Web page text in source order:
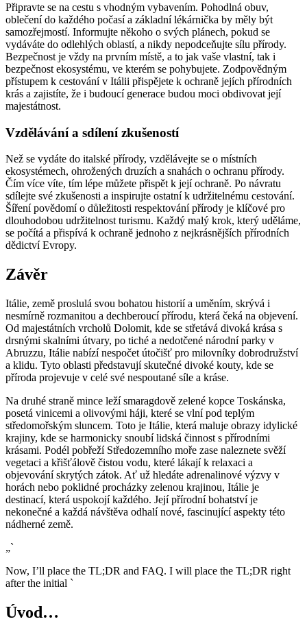
Připravte se na cestu s vhodným vybavením. Pohodlná obuv,
oblečení do každého počasí a základní lékárnička by měly být
samozřejmostí. Informujte někoho o svých plánech, pokud se
vydáváte do odlehlých oblastí, a nikdy nepodceňujte sílu přírody.
Bezpečnost je vždy na prvním místě, a to jak vaše vlastní, tak i
bezpečnost ekosystému, ve kterém se pohybujete. Zodpovědným
přístupem k cestování v Itálii přispějete k ochraně jejích přírodních
krás a zajistíte, že i budoucí generace budou moci obdivovat její
majestátnost.
Vzdělávání a sdílení zkušeností
Než se vydáte do italské přírody, vzdělávejte se o místních
ekosystémech, ohrožených druzích a snahách o ochranu přírody.
Čím více víte, tím lépe můžete přispět k její ochraně. Po návratu
sdílejte své zkušenosti a inspirujte ostatní k udržitelnému cestování.
Šíření povědomí o důležitosti respektování přírody je klíčové pro
dlouhodobou udržitelnost turismu. Každý malý krok, který uděláme,
se počítá a přispívá k ochraně jednoho z nejkrásnějších přírodních
dědictví Evropy.
Závěr
Itálie, země proslulá svou bohatou historií a uměním, skrývá i
nesmírně rozmanitou a dechberoucí přírodu, která čeká na objevení.
Od majestátních vrcholů Dolomit, kde se střetává divoká krása s
drsnými skalními útvary, po tiché a nedotčené národní parky v
Abruzzu, Itálie nabízí nespočet útočišť pro milovníky dobrodružství
a klidu. Tyto oblasti představují skutečné divoké kouty, kde se
příroda projevuje v celé své nespoutané síle a kráse.
Na druhé straně mince leží smaragdově zelené kopce Toskánska,
posetá vinicemi a olivovými háji, které se vlní pod teplým
středomořským sluncem. Toto je Itálie, která maluje obrazy idylické
krajiny, kde se harmonicky snoubí lidská činnost s přírodními
krásami. Podél pobřeží Středozemního moře zase naleznete svěží
vegetaci a křišťálově čistou vodu, které lákají k relaxaci a
objevování skrytých zátok. Ať už hledáte adrenalinové výzvy v
horách nebo poklidné procházky zelenou krajinou, Itálie je
destinací, která uspokojí každého. Její přírodní bohatství je
nekonečné a každá návštěva odhalí nové, fascinující aspekty této
nádherné země.
„`
Now, I’ll place the TL;DR and FAQ. I will place the TL;DR right
after the initial `
Úvod…